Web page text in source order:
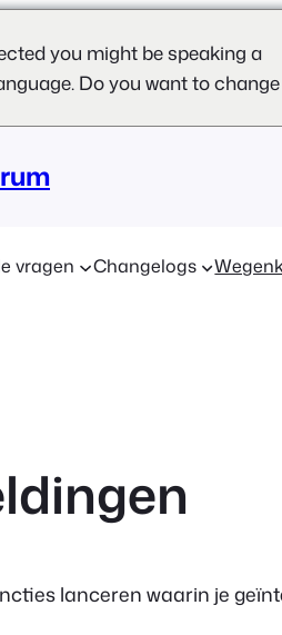
you might be speaking a
Do you want to
vragen Changelogs
lanceren waarin je